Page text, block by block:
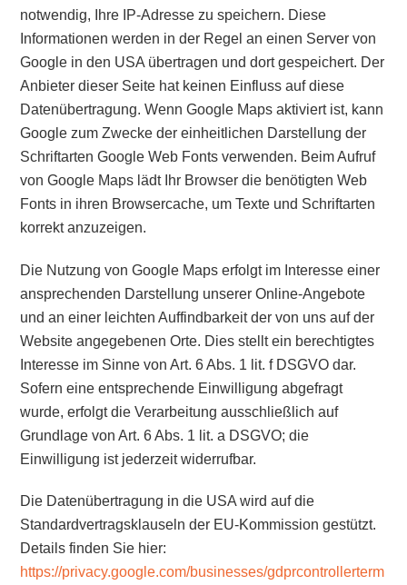
notwendig, Ihre IP-Adresse zu speichern. Diese
Informationen werden in der Regel an einen Server von
Google in den USA übertragen und dort gespeichert. Der
Anbieter dieser Seite hat keinen Einfluss auf diese
Datenübertragung. Wenn Google Maps aktiviert ist, kann
Google zum Zwecke der einheitlichen Darstellung der
Schriftarten Google Web Fonts verwenden. Beim Aufruf
von Google Maps lädt Ihr Browser die benötigten Web
Fonts in ihren Browsercache, um Texte und Schriftarten
korrekt anzuzeigen.
Die Nutzung von Google Maps erfolgt im Interesse einer
ansprechenden Darstellung unserer Online-Angebote
und an einer leichten Auffindbarkeit der von uns auf der
Website angegebenen Orte. Dies stellt ein berechtigtes
Interesse im Sinne von Art. 6 Abs. 1 lit. f DSGVO dar.
Sofern eine entsprechende Einwilligung abgefragt
wurde, erfolgt die Verarbeitung ausschließlich auf
Grundlage von Art. 6 Abs. 1 lit. a DSGVO; die
Einwilligung ist jederzeit widerrufbar.
Die Datenübertragung in die USA wird auf die
Standardvertragsklauseln der EU-Kommission gestützt.
Details finden Sie hier:
https://privacy.google.com/businesses/gdprcontrollerterm